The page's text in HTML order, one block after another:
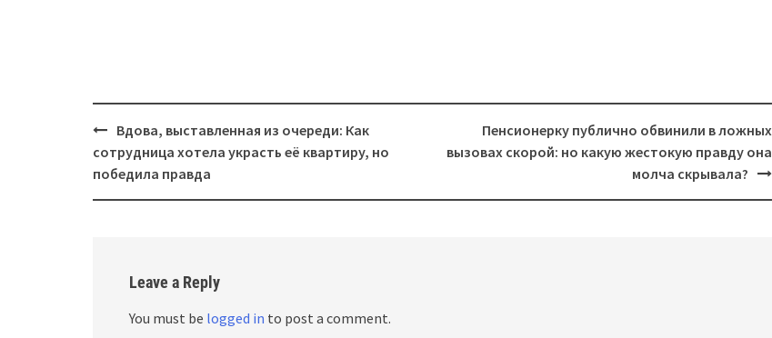
Post
navigation
Вдова, выставленная из очереди: Как
сотрудница хотела украсть её квартиру, но
победила правда
Пенсионерку публично обвинили в ложных
вызовах скорой: но какую жестокую правду она
молча скрывала?
Leave a Reply
You must be logged in to post a comment.